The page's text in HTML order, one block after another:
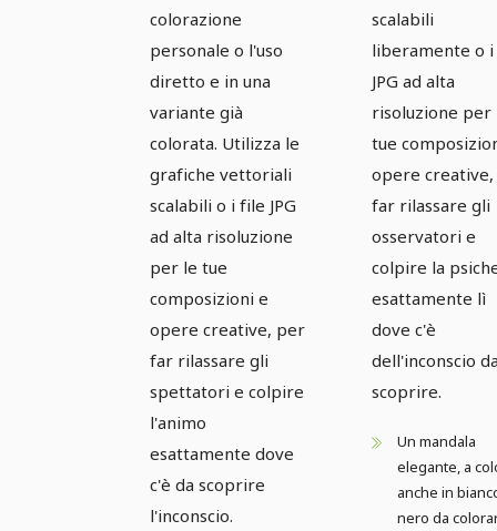
colorazione
personale o l'uso
diretto e in una
variante già
colorata. Utilizza le
grafiche vettoriali
scalabili o i file JPG
ad alta risoluzione
per le tue
composizioni e
opere creative, per
far rilassare gli
spettatori e colpire
l'animo
esattamente dove
c'è da scoprire
l'inconscio.
scalabili
liberamente o
JPG ad alta
risoluzione per
tue
opere
far rilassare gli
osservatori e
colpire la
esattamente lì
dove c'è
dell'inconscio
scoprire.
Un mandala
elegante, a
anche in
nero da